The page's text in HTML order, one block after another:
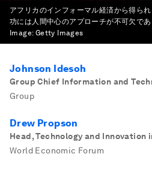
アフリカのインフォーマル経済から得ら
功には人間中心のアプローチが不可欠であ
Image: Getty Images
Johnson Idesoh
Group Chief Information and
Group
Drew Propson
Head, Technology and Innovation
World Economic Forum